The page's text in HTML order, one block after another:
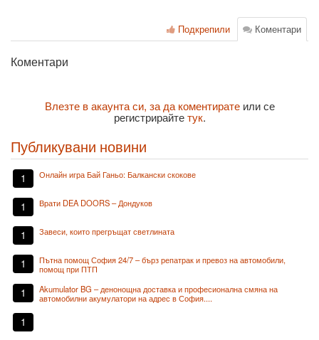
Коментари
Подкрепили
Коментари
Влезте в акаунта си, за да коментиратеили се
регистрирайтетук.
Публикувани новини
1 Онлайн игра Бай Ганьо: Балкански скокове
1 Врати DEA DOORS – Дондуков
1 Завеси, които прегръщат светлината
1
Пътна помощ София 24/7 – бърз репатрак и превоз на автомобили,
помощ при ПТП
1
Akumulator BG – денонощна доставка и професионална смяна на
автомобилни акумулатори на адрес в София....
1